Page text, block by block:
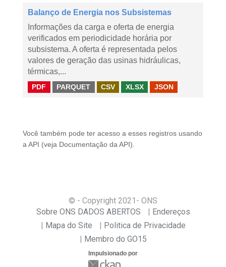
Balanço de Energia nos Subsistemas
Informações da carga e oferta de energia
verificados em periodicidade horária por
subsistema. A oferta é representada pelos
valores de geração das usinas hidráulicas,
térmicas,...
PDF PARQUET CSV XLSX JSON
Você também pode ter acesso a esses registros usando
a API (veja Documentação da API ).
© - Copyright 2021 - ONS
Sobre ONS DADOS ABERTOS
Endereços
Mapa do Site
Politica de Privacidade
Membro do GO15
Impulsionado por